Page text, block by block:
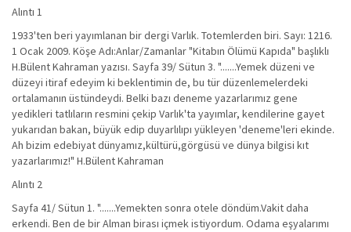
Alıntı 1
1933'ten beri yayımlanan bir dergi Varlık. Totemlerden biri. Sayı: 1216.
1 Ocak 2009. Köşe Adı:Anlar/Zamanlar "Kitabın Ölümü Kapıda" başlıklı
H.Bülent Kahraman yazısı. Sayfa 39/ Sütun 3. ".......Yemek düzeni ve
düzeyi itiraf edeyim ki beklentimin de, bu tür düzenlemelerdeki
ortalamanın üstündeydi. Belki bazı deneme yazarlarımız gene
yedikleri tatlıların resmini çekip Varlık'ta yayımlar, kendilerine gayet
yukarıdan bakan, büyük edip duyarlılıpı yükleyen 'deneme'leri ekinde.
Ah bizim edebiyat dünyamız,kültürü,görgüsü ve dünya bilgisi kıt
yazarlarımız!" H.Bülent Kahraman
Alıntı 2
Sayfa 41/ Sütun 1. ".......Yemekten sonra otele döndüm.Vakit daha
erkendi. Ben de bir Alman birası içmek istiyordum. Odama eşyalarımı